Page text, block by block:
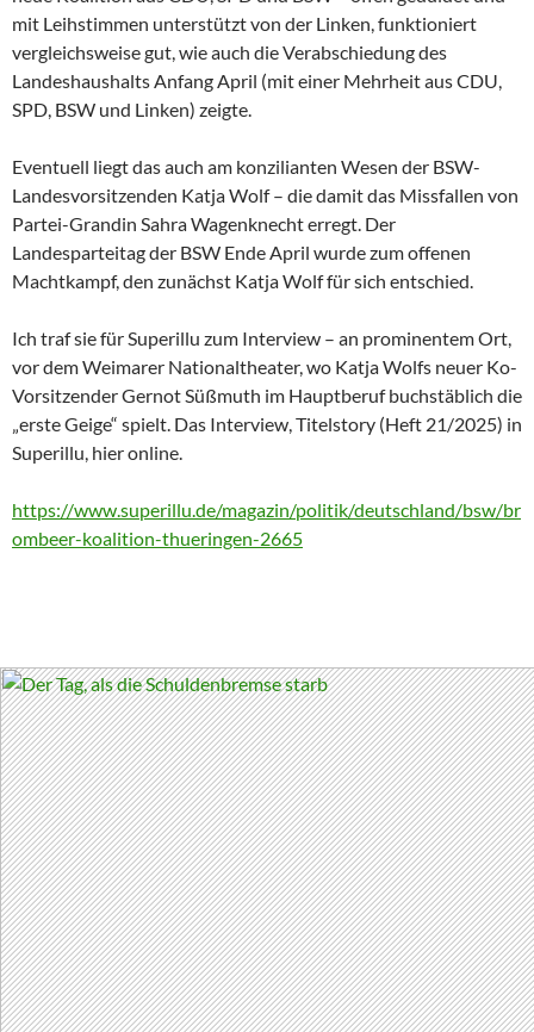
mit Leihstimmen unterstützt von der Linken, funktioniert
vergleichsweise gut, wie auch die Verabschiedung des
Landeshaushalts Anfang April (mit einer Mehrheit aus CDU,
SPD, BSW und Linken) zeigte.
Eventuell liegt das auch am konzilianten Wesen der BSW-
Landesvorsitzenden Katja Wolf – die damit das Missfallen von
Partei-Grandin Sahra Wagenknecht erregt. Der
Landesparteitag der BSW Ende April wurde zum offenen
Machtkampf, den zunächst Katja Wolf für sich entschied.
Ich traf sie für Superillu zum Interview – an prominentem Ort,
vor dem Weimarer Nationaltheater, wo Katja Wolfs neuer Ko-
Vorsitzender Gernot Süßmuth im Hauptberuf buchstäblich die
„erste Geige“ spielt. Das Interview, Titelstory (Heft 21/2025) in
Superillu, hier online.
https://www.superillu.de/magazin/politik/deutschland/bsw/br
ombeer-koalition-thueringen-2665